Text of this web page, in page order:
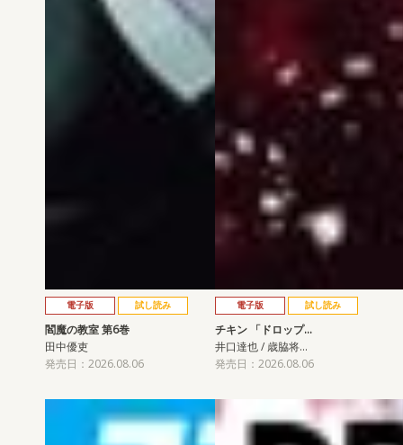
電子版 試し読み
閻魔の教室 第6巻
田中優吏
発売日：2026.08.06
電子版 試し読み
チキン 「ドロップ…
井口達也 / 歳脇将…
発売日：2026.08.06